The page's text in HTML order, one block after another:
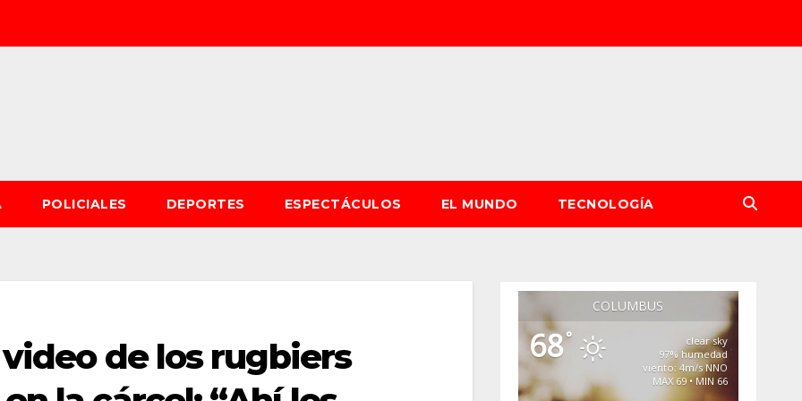
POLICIALES DEPORTES ESPECTÁCULOS EL MUNDO TECNOLOGÍA
de los rugbiers
COLUMBUS
68°
clear sky
97% humedad
viento: 4m/s NNO
MAX 69 • MIN 66